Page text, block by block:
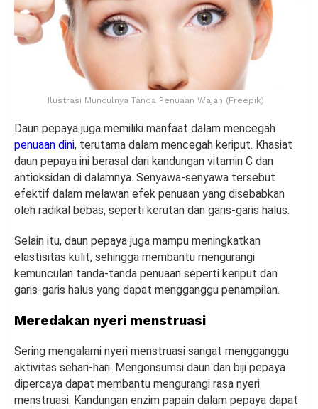
Ilustrasi Munculnya Tanda Penuaan Wajah (Freepik)
Daun pepaya juga memiliki manfaat dalam mencegah
penuaan dini, terutama dalam mencegah keriput. Khasiat
daun pepaya ini berasal dari kandungan vitamin C dan
antioksidan di dalamnya. Senyawa-senyawa tersebut
efektif dalam melawan efek penuaan yang disebabkan
oleh radikal bebas, seperti kerutan dan garis-garis halus.
Selain itu, daun pepaya juga mampu meningkatkan
elastisitas kulit, sehingga membantu mengurangi
kemunculan tanda-tanda penuaan seperti keriput dan
garis-garis halus yang dapat mengganggu penampilan.
Meredakan nyeri menstruasi
Sering mengalami nyeri menstruasi sangat mengganggu
aktivitas sehari-hari. Mengonsumsi daun dan biji pepaya
dipercaya dapat membantu mengurangi rasa nyeri
menstruasi. Kandungan enzim papain dalam pepaya dapat